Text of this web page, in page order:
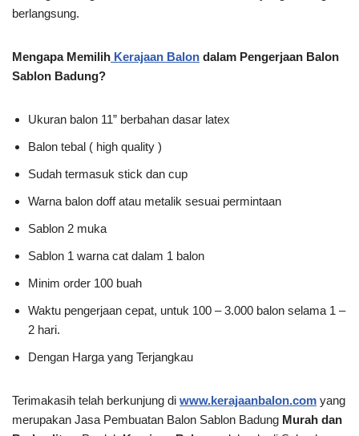
berlangsung.
Mengapa Memilih Kerajaan Balon dalam Pengerjaan Balon
Sablon Badung?
Ukuran balon 11” berbahan dasar latex
Balon tebal ( high quality )
Sudah termasuk stick dan cup
Warna balon doff atau metalik sesuai permintaan
Sablon 2 muka
Sablon 1 warna cat dalam 1 balon
Minim order 100 buah
Waktu pengerjaan cepat, untuk 100 – 3.000 balon selama 1 –
2 hari.
Dengan Harga yang Terjangkau
Terimakasih telah berkunjung di www.kerajaanbalon.com yang
merupakan Jasa Pembuatan Balon Sablon Badung Murah dan